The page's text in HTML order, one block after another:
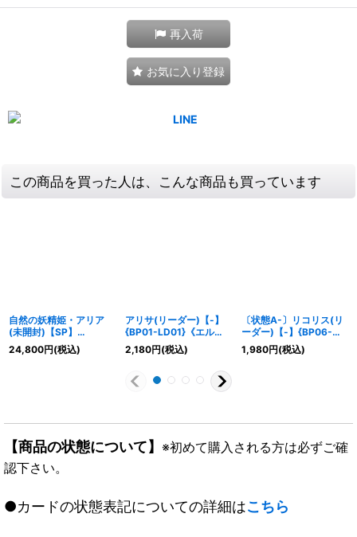
再入荷
お気に入り登録
この商品を買った人は、こんな商品も買っています
自然の妖精姫・アリア
(未開封)【SP】
{SCS01-001}《エル
フ》
24,800円(税込)
アリサ(リーダー)【-】
{BP01-LD01}《エル
フ》
2,180円(税込)
〔状態A-〕リコリス(リ
ーダー)【-】{BP06-
LD01}《エルフ》
1,980円(税込)
【商品の状態について】 ※初めて購入される方は必ずご確
認下さい。
●カードの状態表記についての詳細はこちら